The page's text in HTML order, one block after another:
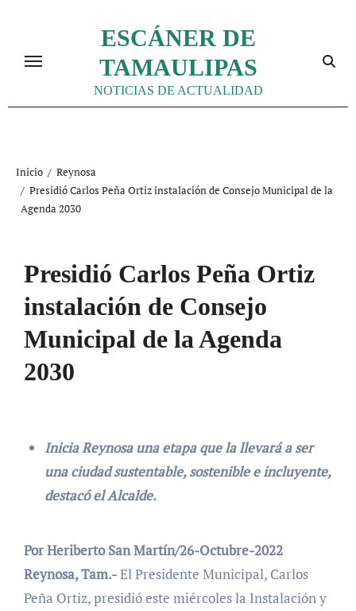
contenido
ESCÁNER DE
TAMAULIPAS
NOTICIAS DE ACTUALIDAD
Inicio
Reynosa
Presidió Carlos Peña Ortiz instalación de Consejo Municipal de la
Agenda 2030
Presidió Carlos Peña Ortiz
instalación de Consejo
Municipal de la Agenda
2030
Inicia Reynosa una etapa que la llevará a ser
una ciudad sustentable, sostenible e incluyente,
destacó el Alcalde.
Por Heriberto San Martín/26-Octubre-2022
Reynosa, Tam.-El Presidente Municipal, Carlos
Peña Ortiz, presidió este miércoles la Instalación y